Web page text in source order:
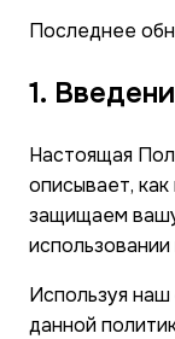
Последнее
1.
Настоящая
описывает,
защищаем
Используя
данной